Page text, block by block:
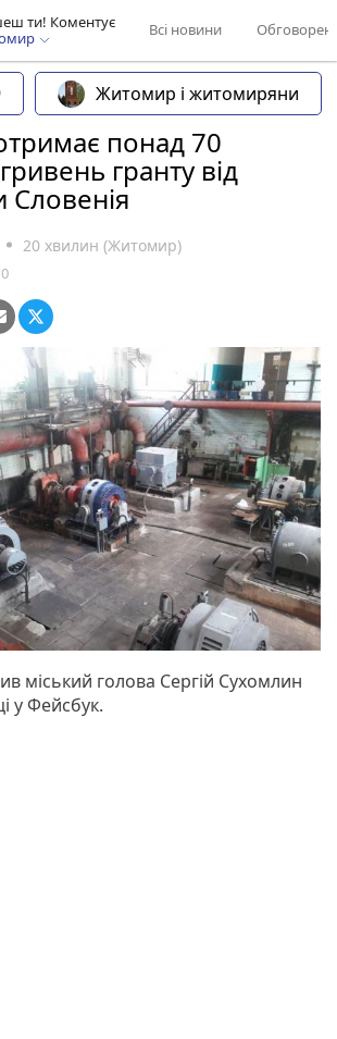
ти! Коментує
Всі новини
Житомир і житомиряни
понад 70
гранту від
Словенія
20 хвилин (Житомир)
міський голова Сергій Сухомлин
у Фейсбук.